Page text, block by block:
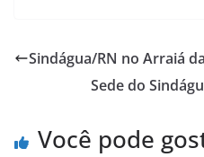
Sindágua/RN no Arraiá
Sede do
Você pode